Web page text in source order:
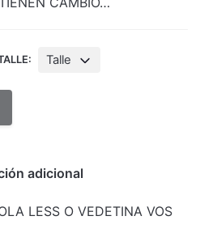
Talle
adicional
LESS O VEDETINA VOS